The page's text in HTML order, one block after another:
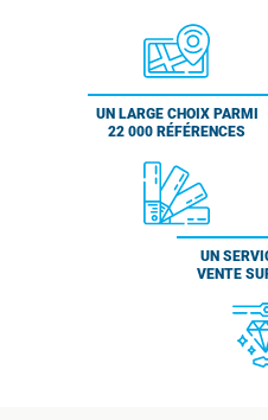
UN LARGE CHOIX PARMI
22 000 RÉFÉRENCES
UN
VENTE